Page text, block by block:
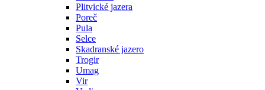
Plitvické jazera
Poreč
Pula
Selce
Skadranské jazero
Trogir
Umag
Vir